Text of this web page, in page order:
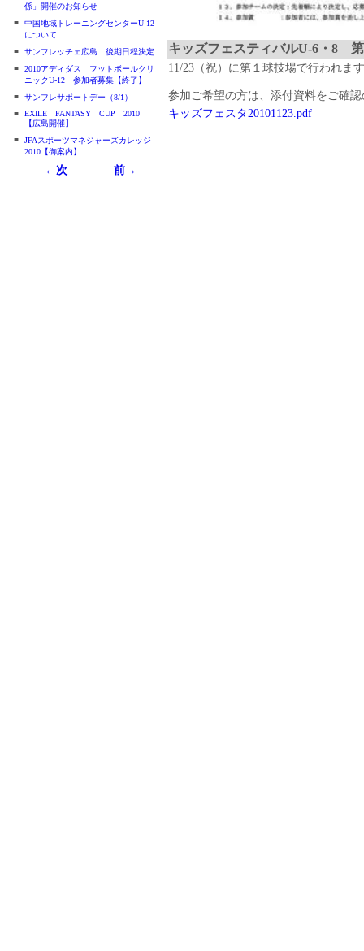
係」開催のお知らせ
■
中国地域トレーニングセンターU-12
について
■
サンフレッチェ広島 後期日程決定
■
2010アディダス フットボールクリ
ニックU-12 参加者募集【終了】
■
サンフレサポートデー（8/1）
■
EXILE FANTASY CUP 2010
【広島開催】
■
JFAスポーツマネジャーズカレッジ
2010【御案内】
←次 前→
キッズフェスティバルU-6・8
11/23（祝）に第１球技場で行われま
参加ご希望の方は、添付資料をご確
キッズフェスタ20101123.pdf